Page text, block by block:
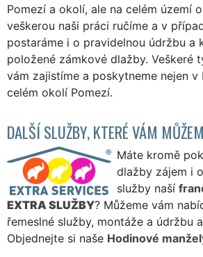
Pomezí a okolí, ale na celém území
veškerou naši práci ručíme a v
postaráme i o pravidelnou údržbu a
položené zámkové dlažby. Veškeré
vám zajistíme a poskytneme nejen v
celém okolí Pomezí.
DALŠÍ SLUŽBY, KTERÉ VÁM
Máte kromě
dlažby zájem i
služby naší
EXTRA SLUŽBY? Můžeme vám
řemeslné služby, montáže a údržbu
Objednejte si naše Hodinové